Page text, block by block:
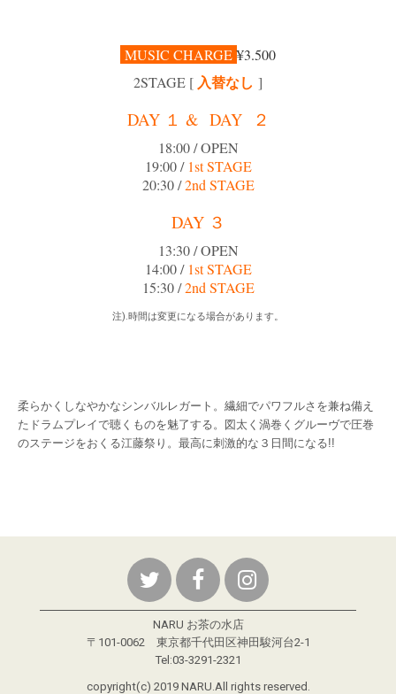
MUSIC CHARGE¥3.500
2STAGE [ 入替なし ]
DAY １ & DAY ２
18:00 / OPEN
19:00 / 1st STAGE
20:30 /2nd STAGE
DAY ３
13:30 / OPEN
14:00 / 1st STAGE
15:30 /2nd STAGE
注).時間は変更になる場合があります。
柔らかくしなやかなシンバルレガート。繊細でパワフルさを兼ね備え
たドラムプレイで聴くものを魅了する。図太く渦巻くグルーヴで圧巻
のステージをおくる江藤祭り。最高に刺激的な３日間になる!!
NARU お茶の水店
〒101-0062 東京都千代田区神田駿河台2-1
Tel:03-3291-2321
copyright(c) 2019 NARU.All rights reserved.